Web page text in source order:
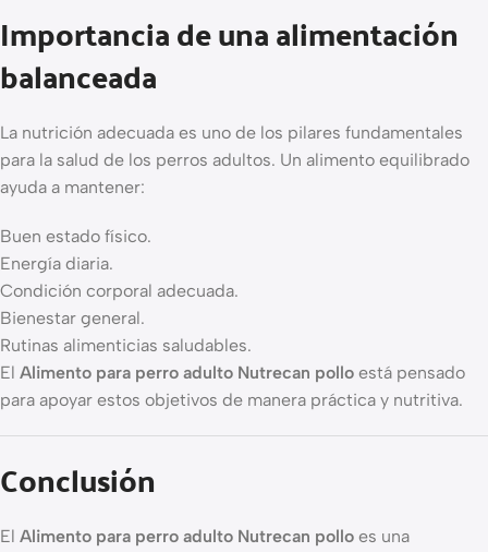
Importancia de una alimentación
balanceada
La nutrición adecuada es uno de los pilares fundamentales
para la salud de los perros adultos. Un alimento equilibrado
ayuda a mantener:
Buen estado físico.
Energía diaria.
Condición corporal adecuada.
Bienestar general.
Rutinas alimenticias saludables.
El Alimento para perro adulto Nutrecan pollo está pensado
para apoyar estos objetivos de manera práctica y nutritiva.
Conclusión
El Alimento para perro adulto Nutrecan pollo es una